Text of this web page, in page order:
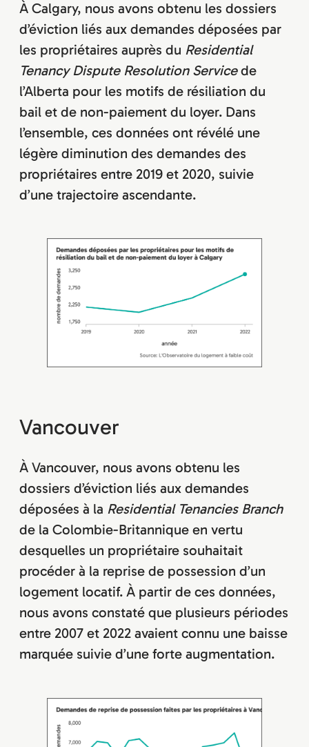
À Calgary, nous avons obtenu les dossiers
d’éviction liés aux demandes déposées par
les propriétaires auprès du Residential
Tenancy Dispute Resolution Servicede
l’Alberta pour les motifs de résiliation du
bail et de non-paiement du loyer. Dans
l’ensemble, ces données ont révélé une
légère diminution des demandes des
propriétaires entre 2019 et 2020, suivie
d’une trajectoire ascendante.
Vancouver
À Vancouver, nous avons obtenu les
dossiers d’éviction liés aux demandes
déposées à la Residential Tenancies Branch
de la Colombie-Britannique en vertu
desquelles un propriétaire souhaitait
procéder à la reprise de possession d’un
logement locatif. À partir de ces données,
nous avons constaté que plusieurs périodes
entre 2007 et 2022 avaient connu une baisse
marquée suivie d’une forte augmentation.